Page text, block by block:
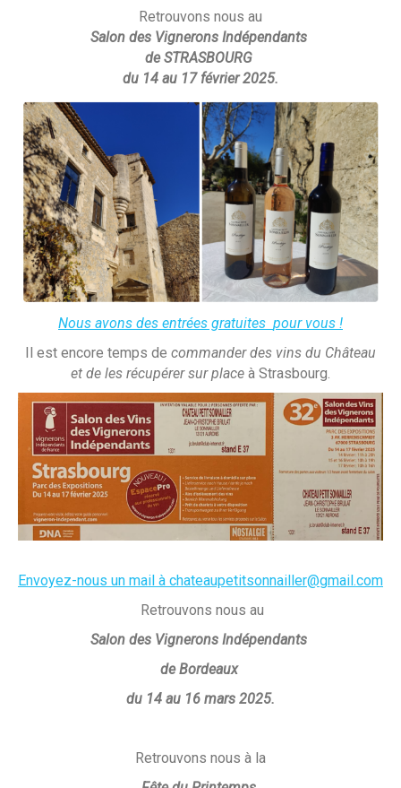
Retrouvons nous au
Salon des Vignerons Indépendants
de STRASBOURG
du 14 au 17 février 2025.
Nous avons des entrées gratuites pour vous !
Il est encore temps de commander des vins du Château
et de les récupérer sur place à Strasbourg.
Envoyez-nous un mail à chateaupetitsonnailler@gmail.com
Retrouvons nous au
Salon des Vignerons Indépendants
de Bordeaux
du 14 au 16 mars 2025.
Retrouvons nous à la